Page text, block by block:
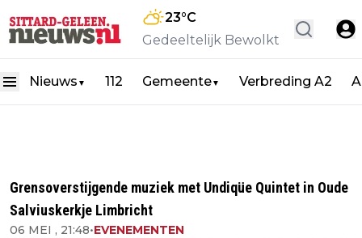
23°C
Gedeeltelijk Bewolkt
Nieuws ▼ 112 Gemeente▼ Verbreding A2
Grensoverstijgende muziek met Undiqüe Quintet in Oude
Salviuskerkje Limbricht
06 MEI , 21:48•EVENEMENTEN